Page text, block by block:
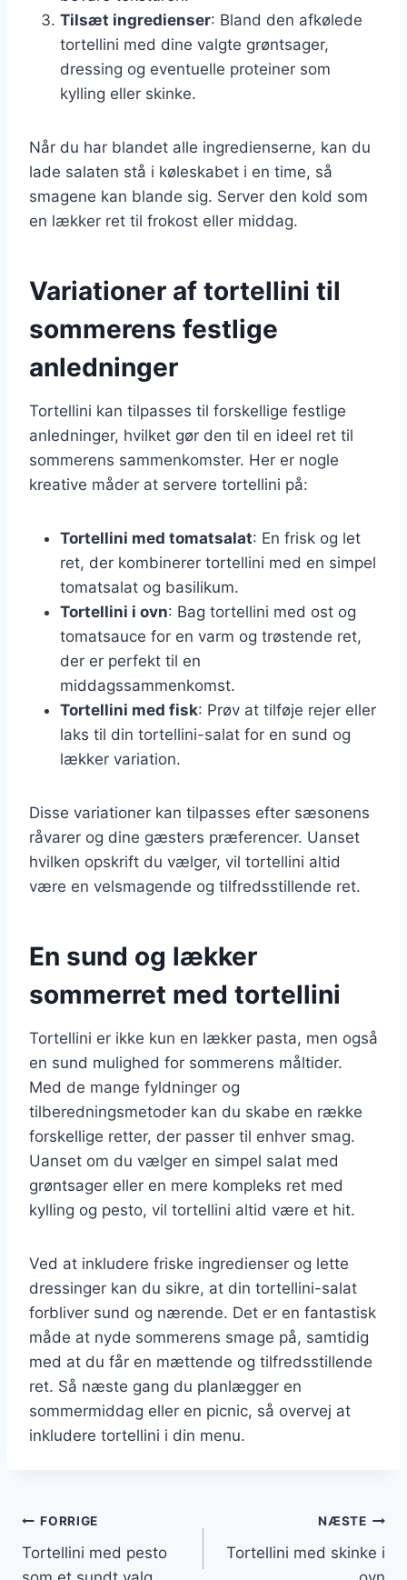
Tilsæt ingredienser: Bland den afkølede
tortellini med dine valgte grøntsager,
dressing og eventuelle proteiner som
kylling eller skinke.
Når du har blandet alle ingredienserne, kan du
lade salaten stå i køleskabet i en time, så
smagene kan blande sig. Server den kold som
en lækker ret til frokost eller middag.
Variationer af tortellini til
sommerens festlige
anledninger
Tortellini kan tilpasses til forskellige festlige
anledninger, hvilket gør den til en ideel ret til
sommerens sammenkomster. Her er nogle
kreative måder at servere tortellini på:
Tortellini med tomatsalat: En frisk og let
ret, der kombinerer tortellini med en simpel
tomatsalat og basilikum.
Tortellini i ovn: Bag tortellini med ost og
tomatsauce for en varm og trøstende ret,
der er perfekt til en
middagssammenkomst.
Tortellini med fisk: Prøv at tilføje rejer eller
laks til din tortellini-salat for en sund og
lækker variation.
Disse variationer kan tilpasses efter sæsonens
råvarer og dine gæsters præferencer. Uanset
hvilken opskrift du vælger, vil tortellini altid
være en velsmagende og tilfredsstillende ret.
En sund og lækker
sommerret med tortellini
Tortellini er ikke kun en lækker pasta, men også
en sund mulighed for sommerens måltider.
Med de mange fyldninger og
tilberedningsmetoder kan du skabe en række
forskellige retter, der passer til enhver smag.
Uanset om du vælger en simpel salat med
grøntsager eller en mere kompleks ret med
kylling og pesto, vil tortellini altid være et hit.
Ved at inkludere friske ingredienser og lette
dressinger kan du sikre, at din tortellini-salat
forbliver sund og nærende. Det er en fantastisk
måde at nyde sommerens smage på, samtidig
med at du får en mættende og tilfredsstillende
ret. Så næste gang du planlægger en
sommermiddag eller en picnic, så overvej at
inkludere tortellini i din menu.
Indlægsnavigation
FORRIGE
Tortellini med pesto
NÆSTE
Tortellini med skinke i